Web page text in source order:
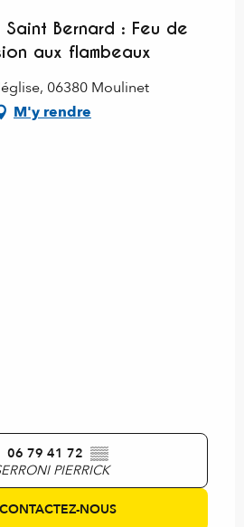
Bernard : Feu de
aux flambeaux
06380 Moulinet
M'y rendre
06 79 41 72 ▒▒
PIERRICK
CONTACTEZ-NOUS